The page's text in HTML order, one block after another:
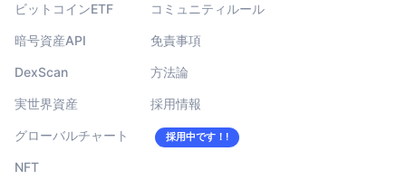
ビットコインETF
暗号資産API
DexScan
実世界資産
グローバルチャート
NFT
コミュニティルール
免責事項
方法論
採用情報
採用中です！!